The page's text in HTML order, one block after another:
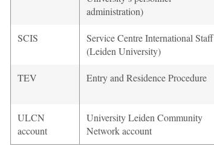
administration)
SCIS
Service Centre International Staff
(Leiden University)
TEV Entry and Residence Procedure
ULCN
account
University Leiden Community
Network account